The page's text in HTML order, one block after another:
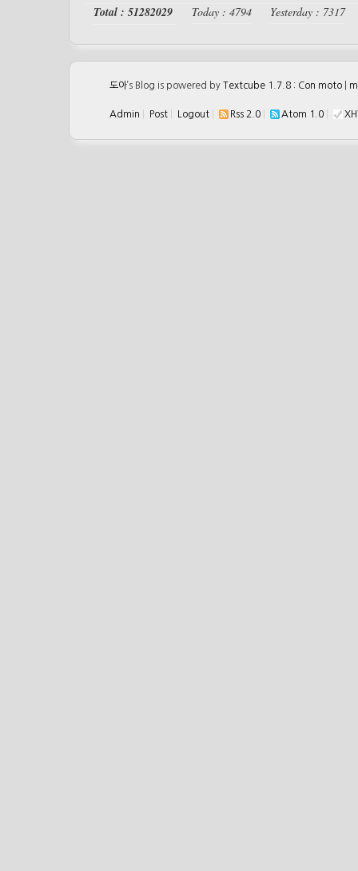
Total : 51282029 Today : 4794 Yesterday : 7317
도아’s Blog is powered by Textcube 1.7.8 : Con moto
Admin Post Logout Rss 2.0 Atom 1.0